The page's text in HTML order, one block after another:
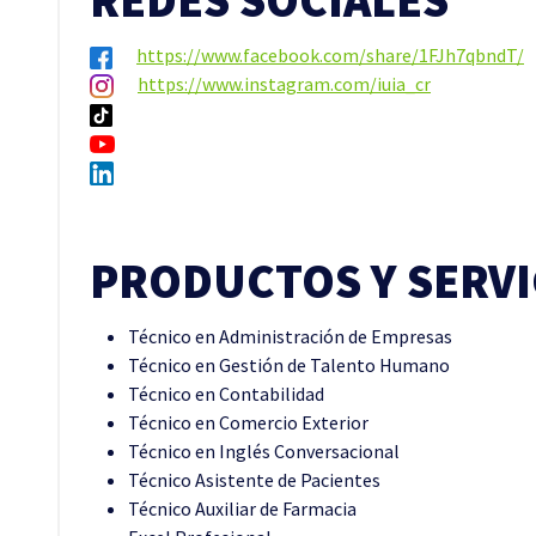
https://www.facebook.com/share/1FJh7qbndT/
https://www.instagram.com/iuia_cr
PRODUCTOS Y
Técnico en Administración de Empresas
Técnico en Gestión de Talento Humano
Técnico en Contabilidad
Técnico en Comercio Exterior
Técnico en Inglés Conversacional
Técnico Asistente de Pacientes
Técnico Auxiliar de Farmacia